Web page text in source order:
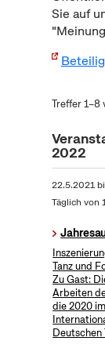
Sie auf
Treffer 1–8
2022
22.5.2021
Täglich von
Tanz und
Zu Gast:
Arbeiten
die 2020
Deutschen